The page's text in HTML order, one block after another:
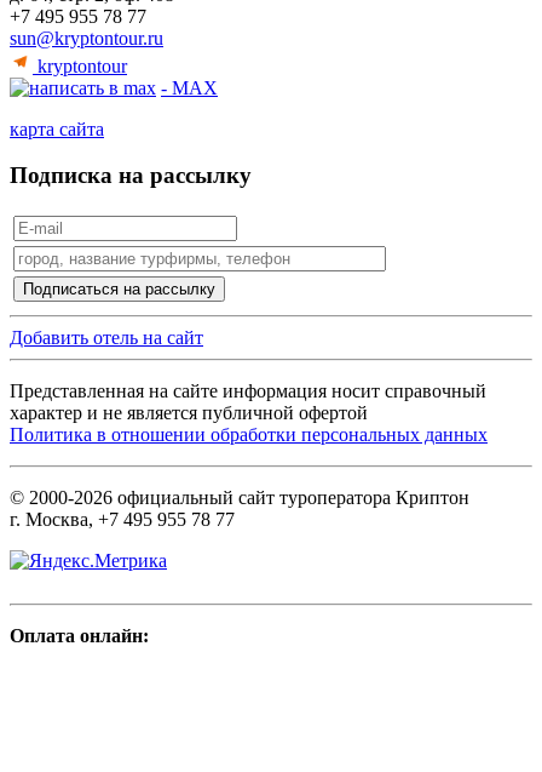
+7 495 955 78 77
sun@kryptontour.ru
kryptontour
- MAX
карта сайта
Подписка на рассылку
Добавить отель на сайт
Представленная на сайте информация носит справочный
характер и не является публичной офертой
Политика в отношении обработки персональных данных
© 2000-2026 официальный сайт туроператора Криптон
г. Москва, +7 495 955 78 77
Оплата онлайн: